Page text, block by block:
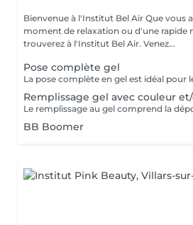
Bienvenue à l'Institut Bel Air Que vous ayez besoin d'un
moment de relaxation ou d'une rapide
trouverez à l'Institut Bel Air. Venez...
Pose complète gel
Remplissage gel avec couleur
BB Boomer